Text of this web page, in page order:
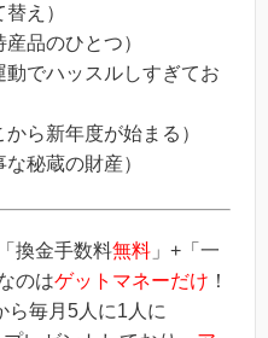
え）
品のひとつ）
でハッスルしすぎてお
ら新年度が始まる）
秘蔵の財産）
換金手数料無料 」+「一
のはゲットマネーだけ ！
ら毎月5人に1人に